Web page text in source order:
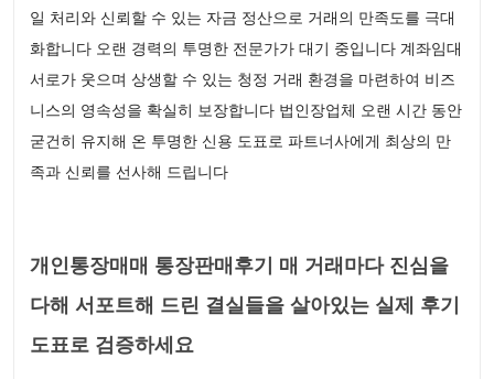
일 처리와 신뢰할 수 있는 자금 정산으로 거래의 만족도를 극대
화합니다 오랜 경력의 투명한 전문가가 대기 중입니다 계좌임대
서로가 웃으며 상생할 수 있는 청정 거래 환경을 마련하여 비즈
니스의 영속성을 확실히 보장합니다 법인장업체 오랜 시간 동안
굳건히 유지해 온 투명한 신용 도표로 파트너사에게 최상의 만
족과 신뢰를 선사해 드립니다
개인통장매매 통장판매후기 매 거래마다 진심을
다해 서포트해 드린 결실들을 살아있는 실제 후기
도표로 검증하세요